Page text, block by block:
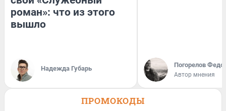
роман»: что из этого
вышло
Надежда Губарь Погорелов
Автор мнения
ПРОМОКОДЫ